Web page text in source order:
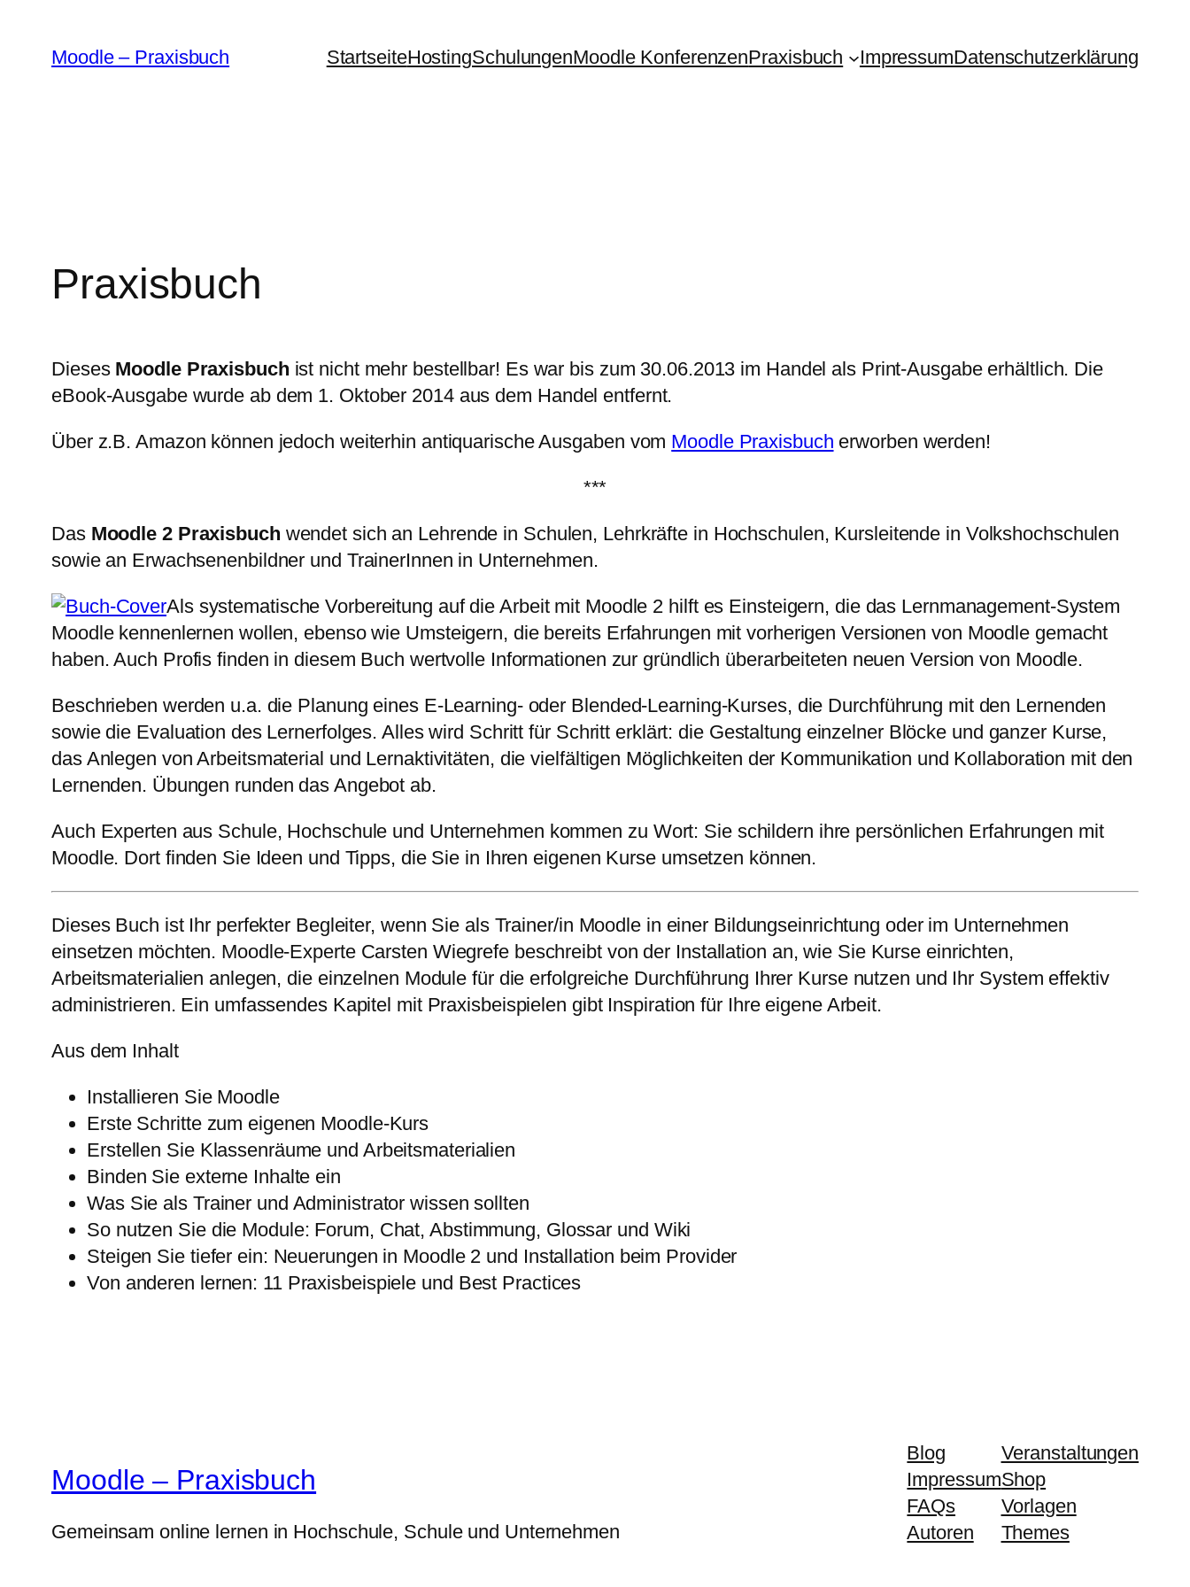
Inhalt
springen
Moodle – Praxisbuch StartseiteHostingSchulungenMoodle KonferenzenPraxisbuch ImpressumDatenschutzerklärung
Praxisbuch
Dieses Moodle Praxisbuch ist nicht mehr bestellbar! Es war bis zum 30.06.2013 im Handel als Print-Ausgabe erhältlich. Die
eBook-Ausgabe wurde ab dem 1. Oktober 2014 aus dem Handel entfernt.
Über z.B. Amazon können jedoch weiterhin antiquarische Ausgaben vom Moodle Praxisbuch erworben werden!
***
Das Moodle 2 Praxisbuch wendet sich an Lehrende in Schulen, Lehrkräfte in Hochschulen, Kursleitende in Volkshochschulen
sowie an Erwachsenenbildner und TrainerInnen in Unternehmen.
Als systematische Vorbereitung auf die Arbeit mit Moodle 2 hilft es Einsteigern, die das Lernmanagement-System
Moodle kennenlernen wollen, ebenso wie Umsteigern, die bereits Erfahrungen mit vorherigen Versionen von Moodle gemacht
haben. Auch Profis finden in diesem Buch wertvolle Informationen zur gründlich überarbeiteten neuen Version von Moodle.
Beschrieben werden u.a. die Planung eines E-Learning- oder Blended-Learning-Kurses, die Durchführung mit den Lernenden
sowie die Evaluation des Lernerfolges. Alles wird Schritt für Schritt erklärt: die Gestaltung einzelner Blöcke und ganzer Kurse,
das Anlegen von Arbeitsmaterial und Lernaktivitäten, die vielfältigen Möglichkeiten der Kommunikation und Kollaboration mit den
Lernenden. Übungen runden das Angebot ab.
Auch Experten aus Schule, Hochschule und Unternehmen kommen zu Wort: Sie schildern ihre persönlichen Erfahrungen mit
Moodle. Dort finden Sie Ideen und Tipps, die Sie in Ihren eigenen Kurse umsetzen können.
Dieses Buch ist Ihr perfekter Begleiter, wenn Sie als Trainer/in Moodle in einer Bildungseinrichtung oder im Unternehmen
einsetzen möchten. Moodle-Experte Carsten Wiegrefe beschreibt von der Installation an, wie Sie Kurse einrichten,
Arbeitsmaterialien anlegen, die einzelnen Module für die erfolgreiche Durchführung Ihrer Kurse nutzen und Ihr System effektiv
administrieren. Ein umfassendes Kapitel mit Praxisbeispielen gibt Inspiration für Ihre eigene Arbeit.
Aus dem Inhalt
Installieren Sie Moodle
Erste Schritte zum eigenen Moodle-Kurs
Erstellen Sie Klassenräume und Arbeitsmaterialien
Binden Sie externe Inhalte ein
Was Sie als Trainer und Administrator wissen sollten
So nutzen Sie die Module: Forum, Chat, Abstimmung, Glossar und Wiki
Steigen Sie tiefer ein: Neuerungen in Moodle 2 und Installation beim Provider
Von anderen lernen: 11 Praxisbeispiele und Best Practices
Moodle – Praxisbuch
Gemeinsam online lernen in Hochschule, Schule und Unternehmen
Blog
Impressum
FAQs
Autoren
Veranstaltungen
Shop
Vorlagen
Themes